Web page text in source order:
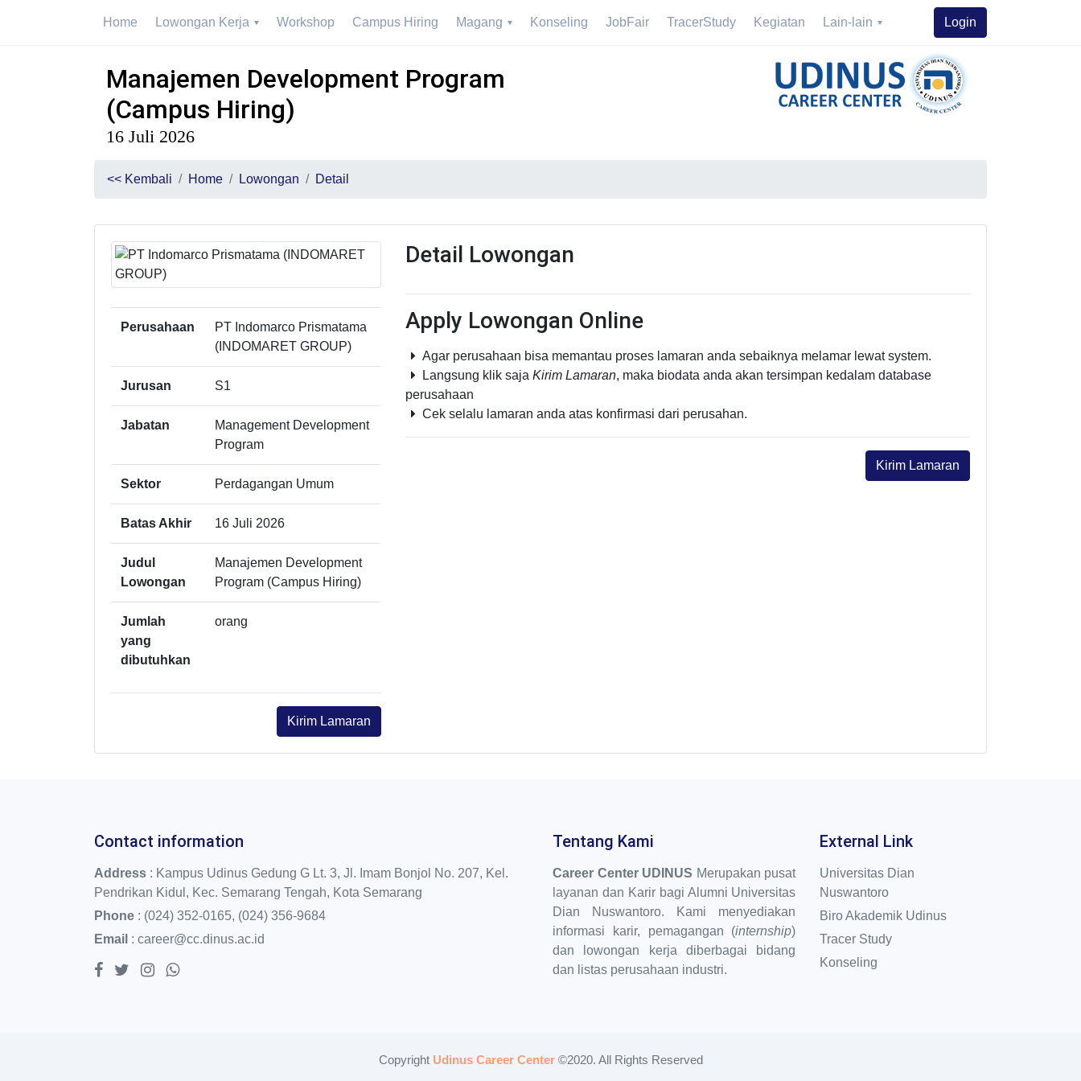
Home Lowongan Kerja Workshop Campus Hiring Magang Konseling JobFair TracerStudy Kegiatan Lain-lain Login
Manajemen Development Program
(Campus Hiring)
16 Juli 2026
<< Kembali Home Lowongan Detail
Perusahaan
PT Indomarco Prismatama
(INDOMARET GROUP)
Jurusan S1
Jabatan
Management Development
Program
Sektor Perdagangan Umum
Batas Akhir 16 Juli 2026
Judul
Lowongan
Manajemen Development
Program (Campus Hiring)
Jumlah
yang
dibutuhkan
orang
Kirim Lamaran
Detail Lowongan
Apply Lowongan Online
Agar perusahaan bisa memantau proses lamaran anda sebaiknya melamar lewat system.
Langsung klik saja Kirim Lamaran, maka biodata anda akan tersimpan kedalam database
perusahaan
Cek selalu lamaran anda atas konfirmasi dari perusahan.
Kirim Lamaran
Contact information
Address : Kampus Udinus Gedung G Lt. 3, Jl. Imam Bonjol No. 207, Kel.
Pendrikan Kidul, Kec. Semarang Tengah, Kota Semarang
Phone : (024) 352-0165, (024) 356-9684
Email : career@cc.dinus.ac.id
Tentang Kami
Career Center UDINUS Merupakan pusat
layanan dan Karir bagi Alumni Universitas
Dian Nuswantoro. Kami menyediakan
informasi karir, pemagangan (internship)
dan lowongan kerja diberbagai bidang
dan listas perusahaan industri.
External Link
Universitas Dian
Nuswantoro
Biro Akademik Udinus
Tracer Study
Konseling
Copyright Udinus Career Center©2020. All Rights Reserved